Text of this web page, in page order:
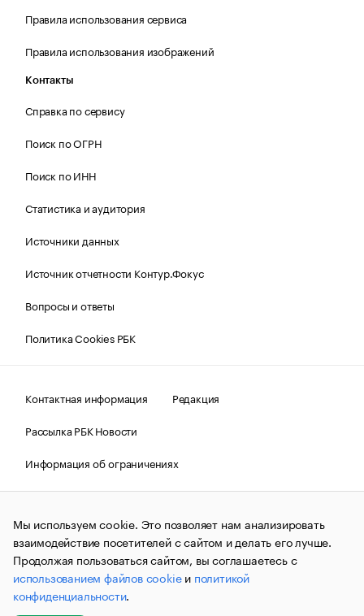
Правила использования сервиса
Правила использования изображений
Контакты
Справка по сервису
Поиск по ОГРН
Поиск по ИНН
Статистика и аудитория
Источники данных
Источник отчетности Контур.Фокус
Вопросы и ответы
Политика Cookies РБК
Контактная информация
Редакция
Рассылка РБК Новости
Информация об ограничениях
Правовая информация
О соблюдении авторских прав
© АО «РОСБИЗНЕСКОНСАЛТИНГ»,1995–2026.Сообщения
и материалы информационного агентства «РБК»
(зарегистрировано Федеральной службой по надзору в сфере
связи, информационных технологий и массовых
коммуникаций (Роскомнадзор) 09.12.2015 за номером ИА
№ФС77-63848) сопровождаются пометкой «РБК». Отдельные
публикации могут содержать информацию,
Мы используем cookie. Это позволяет нам анализировать
взаимодействие посетителей с сайтом и делать его лучше.
Продолжая пользоваться сайтом, вы соглашаетесь с
использованием файлов cookieи политикой
конфиденциальности.